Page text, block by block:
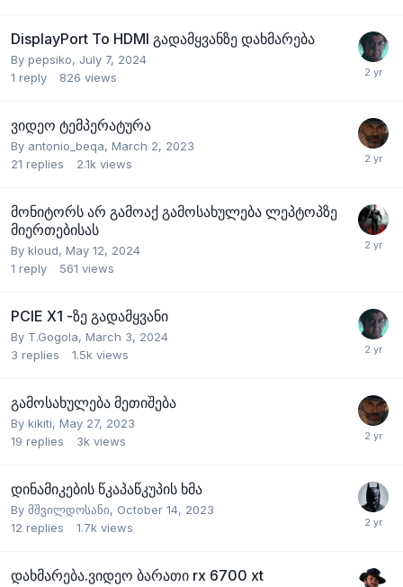
DisplayPort To HDMI გადამყვანზე დახმარება
By pepsiko, July 7, 2024
1 reply 826 views
ვიდეო ტემპერატურა
By antonio_beqa, March 2, 2023
21 replies 2.1k views
მონიტორს არ გამოაქ გამოსახულება ლეპტოპზე
მიერთებისას
By kloud, May 12, 2024
1 reply 561 views
PCIE X1 -ზე გადამყვანი
By T.Gogola, March 3, 2024
3 replies 1.5k views
გამოსახულება მეთიშება
By kikiti, May 27, 2023
19 replies 3k views
დინამიკების წკაპაწკუპის ხმა
By მშვილდოსანი, October 14, 2023
12 replies 1.7k views
დახმარება.ვიდეო ბარათი rx 6700 xt